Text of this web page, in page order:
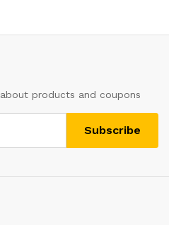
products and coupons